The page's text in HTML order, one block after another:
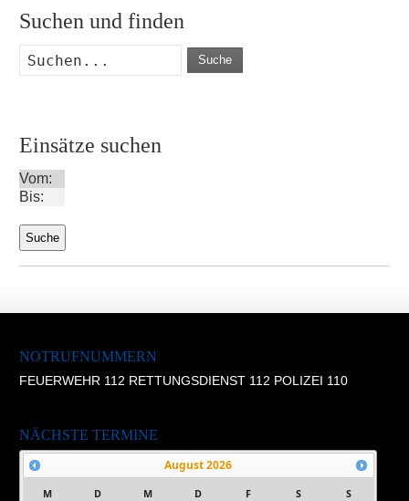
Suchen und finden
Suche
Einsätze suchen
Vom:
Bis:
NOTRUFNUMMERN
FEUERWEHR 112 RETTUNGSDIENST 112 POLIZEI 110
NÄCHSTE TERMINE
August2026
M D M D F S S